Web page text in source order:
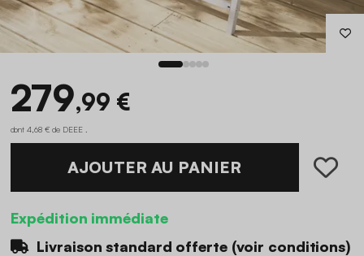
279,99 €
dont 4,68 € de DEEE .
AJOUTER AU PANIER
Expédition immédiate
Livraison standard offerte (voir conditions)